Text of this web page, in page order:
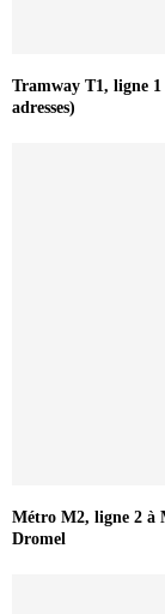
Tramway T1, ligne
adresses)
Métro M2, ligne 2 à
Dromel